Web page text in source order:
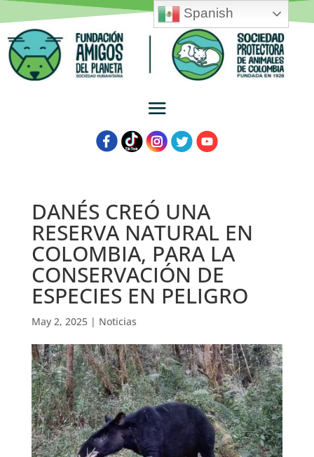
DANÉS CREÓ UNA
RESERVA NATURAL EN
COLOMBIA, PARA LA
CONSERVACIÓN DE
ESPECIES EN PELIGRO
May 2, 2025| Noticias
Spanish